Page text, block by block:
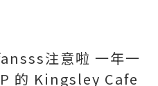
注意啦 一年一
的 Kingsley Cafe